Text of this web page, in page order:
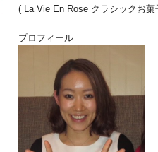
( La Vie En Rose クラシックお
プロフィール